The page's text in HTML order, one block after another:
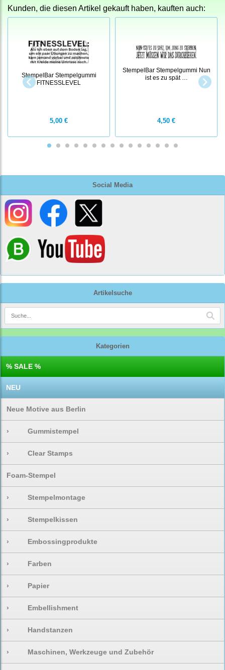
Social Media
Artikelsuche
Kategorien
% SALE %
NEU
Neue Motive aus Berlin
› Gummistempel
› Clear Stamps
Foam-Stempel
› Stempelmontage
› Stempelkissen
› Embossingprodukte
› Farben
› Papier
› Embellishment
› Handstanzen
› Maschinen, Werkzeuge und Zubehör
Kunden, die diesen Artikel gekauft haben, kauften auch:
StempelBar Stempelgummi
FITNESSLEVEL
5,00 €
StempelBar Stempelgummi Nun
ist es zu spät …
4,50 €